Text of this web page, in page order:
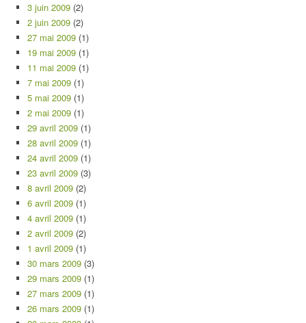
3 juin 2009 (2)
2 juin 2009 (2)
27 mai 2009 (1)
19 mai 2009 (1)
11 mai 2009 (1)
7 mai 2009 (1)
5 mai 2009 (1)
2 mai 2009 (1)
29 avril 2009 (1)
28 avril 2009 (1)
24 avril 2009 (1)
23 avril 2009 (3)
8 avril 2009 (2)
6 avril 2009 (1)
4 avril 2009 (1)
2 avril 2009 (2)
1 avril 2009 (1)
30 mars 2009 (3)
29 mars 2009 (1)
27 mars 2009 (1)
26 mars 2009 (1)